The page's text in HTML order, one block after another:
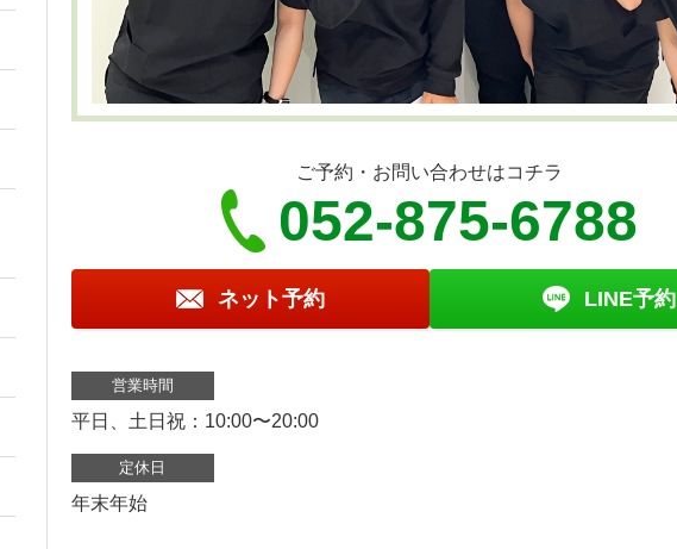
ご予約・お問い合わせはコチラ
052-875-6788
ネット予約 LINE予約
営業時間
平日、土日祝：10:00〜20:00
定休日
年末年始